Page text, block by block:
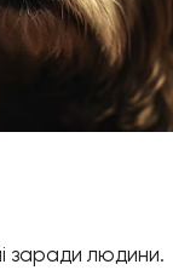
заради людини.